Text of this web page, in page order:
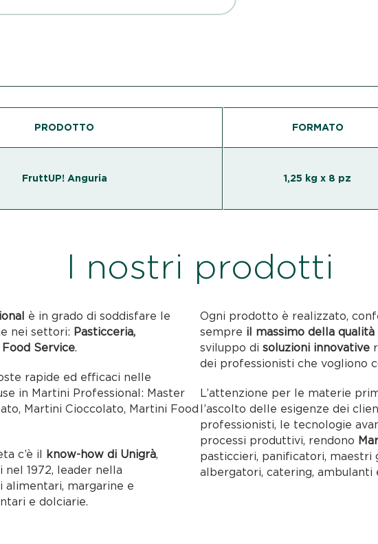
PRODOTTO
FruttUP! Anguria
FORMATO
1,25 kg x 8 pz
I nostri prodotti
è in grado di soddisfare le
nei settori: Pasticceria,
Food Service.
rapide ed efficaci nelle
in Martini Professional: Master
Martini Cioccolato, Martini Food
c’è il know-how di Unigrà,
nel 1972, leader nella
alimentari, margarine e
e dolciarie.
Ogni prodotto è realizzato,
sempre il massimo della
sviluppo di soluzioni innovative
dei professionisti che vogliono
L’attenzione per le materie
l’ascolto delle esigenze dei
professionisti, le tecnologie
processi produttivi, rendono
pasticcieri, panificatori, maestri
albergatori, catering,